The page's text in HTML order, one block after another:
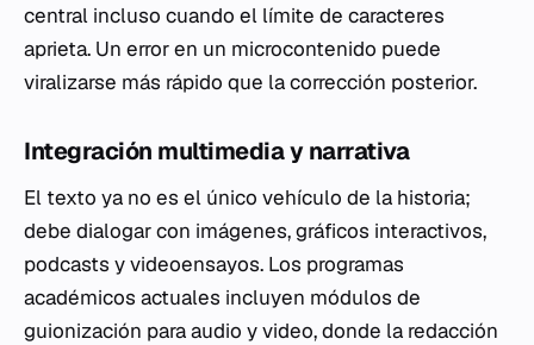
central incluso cuando el límite de caracteres
aprieta. Un error en un microcontenido puede
viralizarse más rápido que la corrección posterior.
Integración multimedia y narrativa
El texto ya no es el único vehículo de la historia;
debe dialogar con imágenes, gráficos interactivos,
podcasts y videoensayos. Los programas
académicos actuales incluyen módulos de
guionización para audio y video, donde la redacción